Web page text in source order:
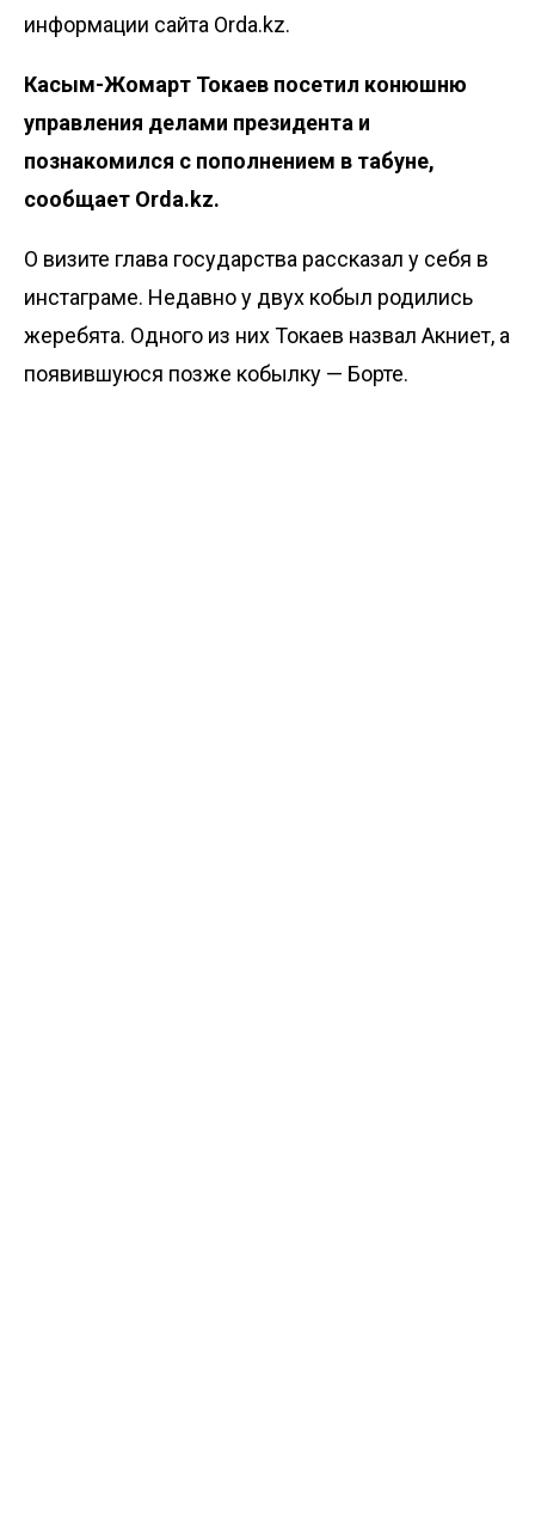
информации сайта Orda.kz.
Касым-Жомарт Токаев посетил конюшню
управления делами президента и
познакомился с пополнением в табуне,
сообщает Orda.kz.
О визите глава государства рассказал у себя в
инстаграме. Недавно у двух кобыл родились
жеребята. Одного из них Токаев назвал Акниет, а
появившуюся позже кобылку — Борте.